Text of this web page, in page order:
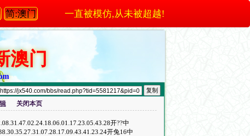
简:澳门 一直被模仿,从未被超越!
澳门
关闭本页
开??中
开兔16中